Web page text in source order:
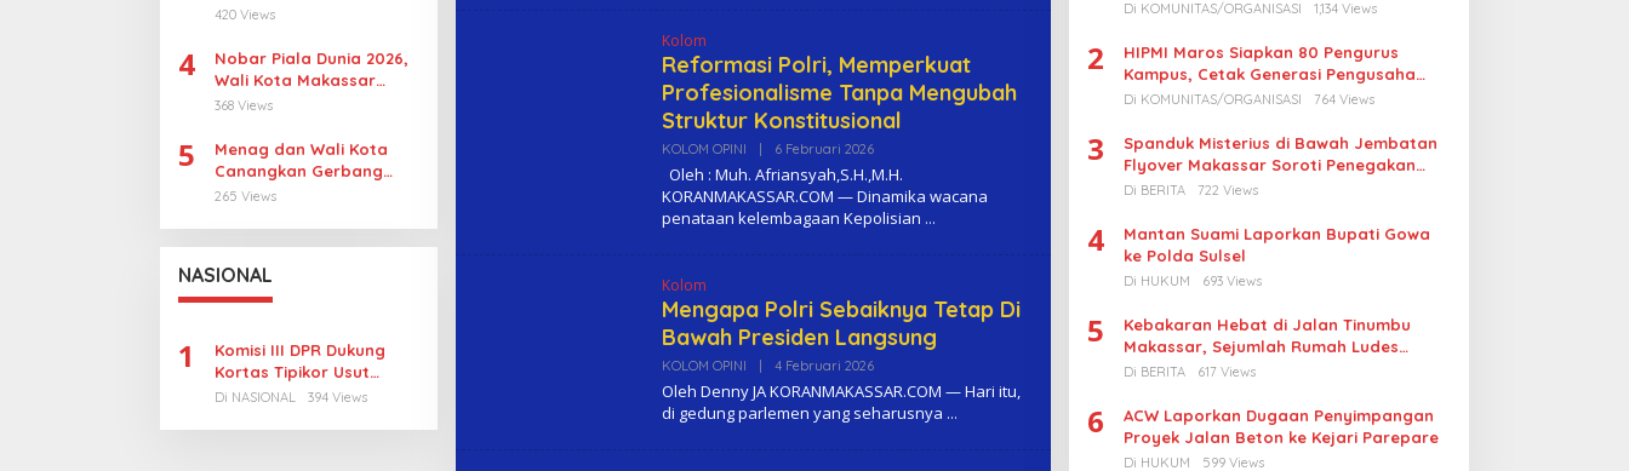
Revitalisasi, Pulau
Prioritas
420 Views
4
Nobar Piala Dunia 2026,
Wali Kota Makassar
Dorong UMKM Tumbuh di
368 Views
5
Menag dan Wali Kota
Canangkan Gerbang
Moderasi di Makassar
265 Views
NASIONAL
1
Komisi III DPR Dukung
Kortas Tipikor Usut
Tuntas Dugaan Korupsi
Di NASIONAL 394 Views
M
Kolom
Reformasi Polri, Memperkuat
Profesionalisme Tanpa Mengubah
Struktur Konstitusional
KOLOM OPINI 6 Februari 2026O
L
E
H
K
M
Oleh : Muh. Afriansyah,S.H.,M.H.
KORANMAKASSAR.COM — Dinamika wacana
penataan kelembagaan Kepolisian
Kolom
Mengapa Polri Sebaiknya Tetap Di
Bawah Presiden Langsung
KOLOM OPINI 4 Februari 2026O
L
E
H
O
Oleh Denny JA KORANMAKASSAR.COM — Hari itu,
di gedung parlemen yang seharusnya
Turunkan Harga BBM Nelayan
Di KOMUNITAS/ORGANISASI 1,134 Views
2
HIPMI Maros Siapkan 80 Pengurus
Kampus, Cetak Generasi Pengusaha
Muda
Di KOMUNITAS/ORGANISASI 764 Views
3
Spanduk Misterius di Bawah Jembatan
Flyover Makassar Soroti Penegakan
Hukum Kasus Korupsi
Di BERITA 722 Views
4
Mantan Suami Laporkan Bupati Gowa
ke Polda Sulsel
Di HUKUM 693 Views
5
Kebakaran Hebat di Jalan Tinumbu
Makassar, Sejumlah Rumah Ludes
Terbakar, Penyebab Masih Diselidiki
Di BERITA 617 Views
6
ACW Laporkan Dugaan Penyimpangan
Proyek Jalan Beton ke Kejari Parepare
Di HUKUM 599 Views